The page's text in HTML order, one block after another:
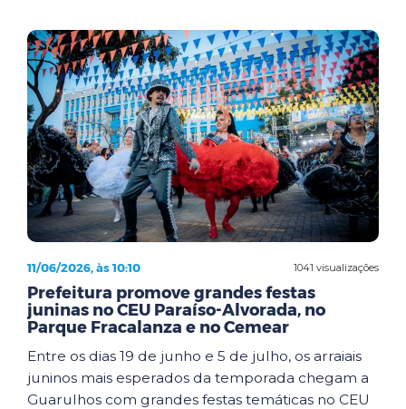
1041 visualizações
11/06/2026, às 10:10
Prefeitura promove grandes festas
juninas no CEU Paraíso-Alvorada, no
Parque Fracalanza e no Cemear
Entre os dias 19 de junho e 5 de julho, os arraiais
juninos mais esperados da temporada chegam a
Guarulhos com grandes festas temáticas no CEU